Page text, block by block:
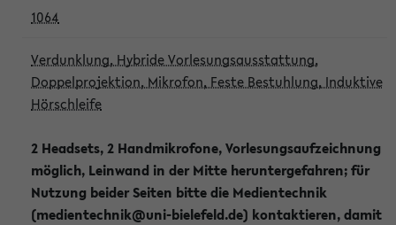
1064
Verdunklung, Hybride Vorlesungsausstattung,
Doppelprojektion, Mikrofon, Feste Bestuhlung, Induktive
Hörschleife
2 Headsets, 2 Handmikrofone, Vorlesungsaufzeichnung
möglich, Leinwand in der Mitte heruntergefahren; für
Nutzung beider Seiten bitte die Medientechnik
(medientechnik@uni-bielefeld.de) kontaktieren, damit